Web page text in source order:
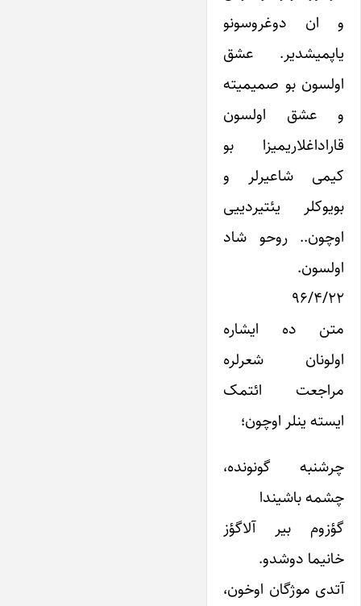
و ان دوغروسونو
یاپمیشدیر. عشق
اولسون بو صمیمیته
و عشق اولسون
قاراداغلاریمیزا بو
کیمی شاعیرلر و
بویوکلر یئتیردییی
اوچون.. روحو شاد
اولسون.
۹۶/۴/۲۲
متن ده ایشاره
اولونان شعرلره
مراجعت ائتمک
ایسته ینلر اوچون؛
چرشنبه گونونده،
چشمه باشیندا
گؤزوم بیر آلاگؤز
خانیما دوشدو.
آتدی موژگان اوخون،